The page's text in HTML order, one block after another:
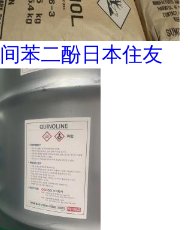
间苯二酚日本住友